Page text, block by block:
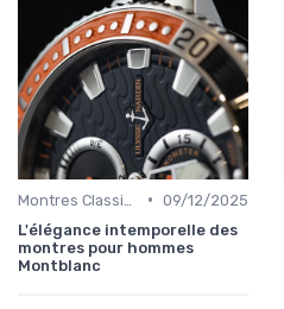
• 09/12/2025
L'élégance intemporelle des
montres pour hommes
Montblanc